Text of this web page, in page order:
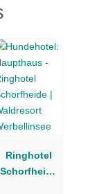
Ringhotel
Schorfheide